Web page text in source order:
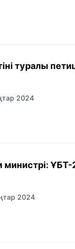
туралы
2024
ҰБТ-
2024